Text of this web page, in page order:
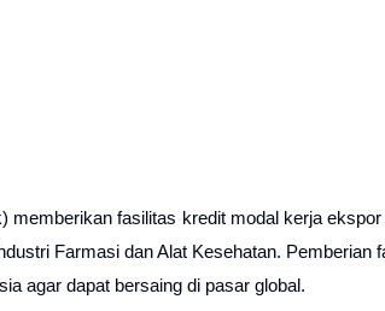
memberikan fasilitas kredit modal kerja ekspor
Farmasi dan Alat Kesehatan. Pemberian
agar dapat bersaing di pasar global.